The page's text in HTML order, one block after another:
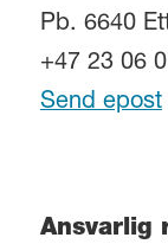
Pb. 6640
+47 23 06
Send epost
Ansvarlig